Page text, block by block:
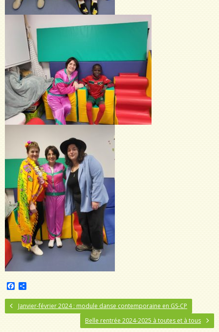
c
e
r
t
Janvier-février 2024 : module danse contemporaine en GS-CP
Belle rentrée 2024-2025 à toutes et à tous